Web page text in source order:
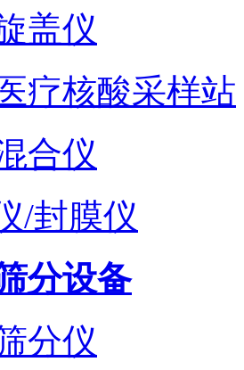
盖仪
疗核酸采样站
合仪
/封膜仪
分设备
分仪